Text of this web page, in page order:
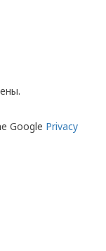
Google Privacy